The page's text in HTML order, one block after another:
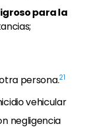
para la
persona.21
vehicular
negligencia